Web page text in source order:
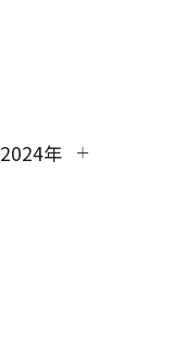
2024年